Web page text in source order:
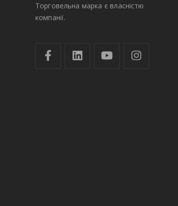
Торговельна марка є власністю
компанії.